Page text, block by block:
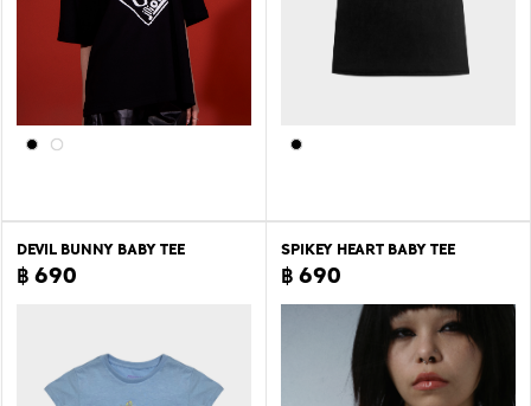
DEVIL BUNNY BABY TEE
฿ 690
SPIKEY HEART BABY TEE
฿ 690